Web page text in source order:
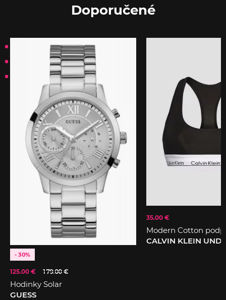
Doporučené
- 30%
125.00 € 179.00 €
Hodinky Solar
GUESS
35.00 €
Modern Cotton
CALVIN KLEIN